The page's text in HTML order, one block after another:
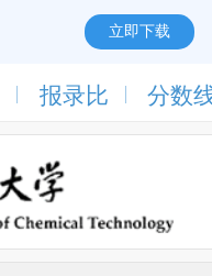
立即下载
报录比 分数